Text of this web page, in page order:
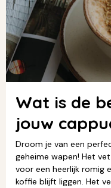
Wat is de
jouw
Droom je van een
geheime wapen! Het
voor een heerlijk romig
koffie blijft liggen. Het